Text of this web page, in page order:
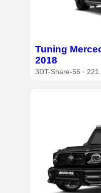
Tuning
2018
3DT-Share-56 · 221